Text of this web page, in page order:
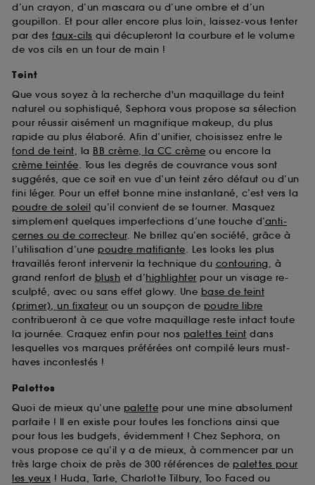
d’un crayon, d’un mascara ou d’une ombre et d’un
goupillon. Et pour aller encore plus loin, laissez-vous tenter
par des faux-cils qui décupleront la courbure et le volume
de vos cils en un tour de main !
Teint
Que vous soyez à la recherche d'un maquillage du teint
naturel ou sophistiqué, Sephora vous propose sa sélection
pour réussir aisément un magnifique makeup, du plus
rapide au plus élaboré. Afin d’unifier, choisissez entre le
fond de teint, la BB crème, la CC crème ou encore la
crème teintée. Tous les degrés de couvrance vous sont
suggérés, que ce soit en vue d’un teint zéro défaut ou d’un
fini léger. Pour un effet bonne mine instantané, c’est vers la
poudre de soleil qu’il convient de se tourner. Masquez
simplement quelques imperfections d’une touche d’anti-
cernes ou de correcteur. Ne brillez qu’en société, grâce à
l’utilisation d’une poudre matifiante. Les looks les plus
travaillés feront intervenir la technique du contouring, à
grand renfort de blush et d’highlighter pour un visage re-
sculpté, avec ou sans effet glowy. Une base de teint
(primer), un fixateur ou un soupçon de poudre libre
contribueront à ce que votre maquillage reste intact toute
la journée. Craquez enfin pour nos palettes teint dans
lesquelles vos marques préférées ont compilé leurs must-
haves incontestés !
Palettes
Quoi de mieux qu’une palette pour une mine absolument
parfaite ! Il en existe pour toutes les fonctions ainsi que
pour tous les budgets, évidemment ! Chez Sephora, on
vous propose ce qu’il y a de mieux, à commencer par un
très large choix de près de 300 références de palettes pour
les yeux ! Huda, Tarte, Charlotte Tilbury, Too Faced ou